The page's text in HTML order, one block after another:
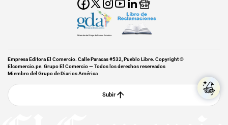
Miembro del Grupo de Diarios América
Empresa Editora El Comercio. Calle Paracas #532, Pueblo Libre. Copyright ©
Elcomercio.pe. Grupo El Comercio — Todos los derechos reservados
Miembro del Grupo de Diarios América
Subir